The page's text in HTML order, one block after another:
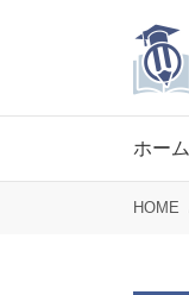
ホーム
HOME